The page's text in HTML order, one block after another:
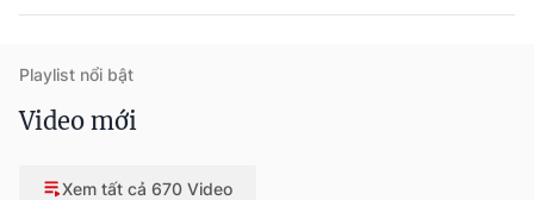
Playlist nổi bật
Video mới
Xem tất cả 670 Video